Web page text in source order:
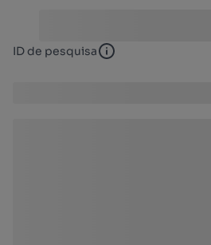
ID de pesquisa ID de pesquisa